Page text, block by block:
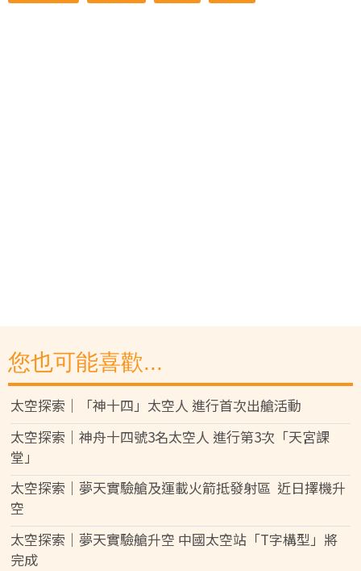
您也可能喜歡...
太空探索｜「神十四」太空人 進行首次出艙活動
太空探索｜神舟十四號3名太空人 進行第3次「天宮課
堂」
太空探索｜夢天實驗艙及運載火箭抵發射區 近日擇機升
空
太空探索｜夢天實驗艙升空 中國太空站「T字構型」將
完成